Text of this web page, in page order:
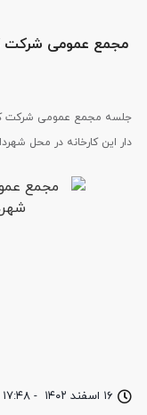
۱۶ اسفند ۱۴۰۲ - ۱۷:۴۸
مجمع عمومی شرکت
جلسه مجمع عمومی شرکت
دار این کارخانه در محل